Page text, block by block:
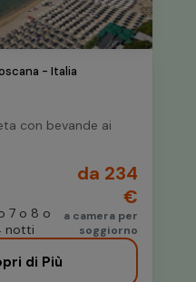
- Italia
con bevande ai
7 o 8 o
notti
da 234
€
a camera per
soggiorno
di Più